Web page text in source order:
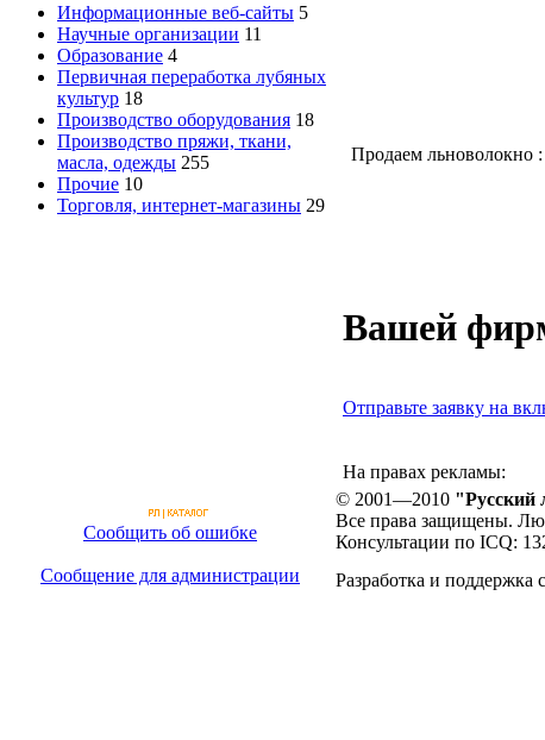
Информационные веб-сайты 5
Научные организации 11
Образование 4
Первичная переработка лубяных
культур 18
Производство оборудования 18
Производство пряжи, ткани,
масла, одежды 255
Прочие 10
Торговля, интернет-магазины 29
Продаем льноволокно
Вашей
Отправьте заявку на
На правах рекламы:
Сообщить об ошибке
Сообщение для администрации
© 2001—2010 "Русский
Все права защищены.
Консультации по ICQ:
Разработка и поддержка